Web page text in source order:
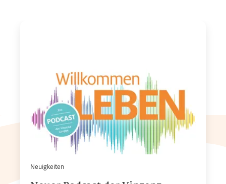
Neuigkeiten